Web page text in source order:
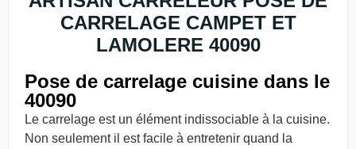
CARRELAGE CAMPET ET
LAMOLERE 40090
Pose de carrelage cuisine dans le
40090
Le carrelage est un élément indissociable à la cuisine.
Non seulement il est facile à entretenir quand la